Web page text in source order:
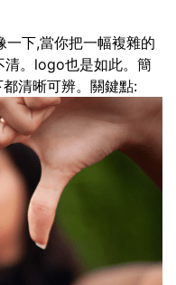
下,當你把一幅複雜的
清。logo也是如此。簡
清晰可辨。關鍵點: